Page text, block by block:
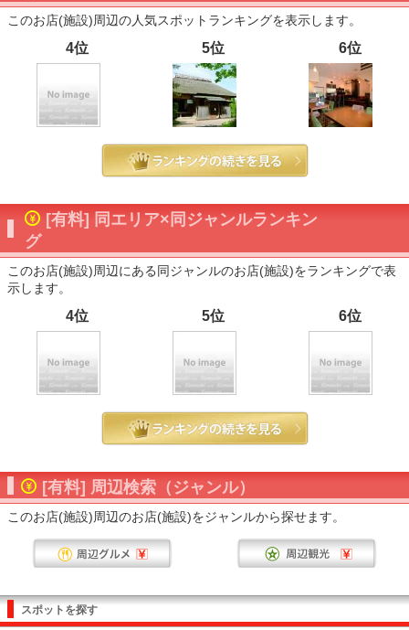
このお店(施設)周辺の人気スポットランキングを表示します。
4位 5位 6位
[有料] 同エリア×同ジャンルランキン
グ
このお店(施設)周辺にある同ジャンルのお店(施設)をランキングで表
示します。
4位 5位 6位
[有料] 周辺検索（ジャンル）
このお店(施設)周辺のお店(施設)をジャンルから探せます。
スポットを探す